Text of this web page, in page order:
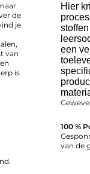
de
je
van
is
Hier
een
100 %
van de